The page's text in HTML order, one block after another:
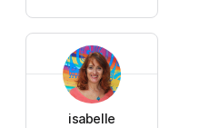
isabelle